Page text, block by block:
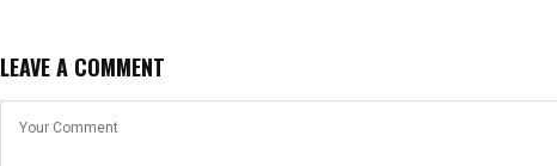
LEAVE A COMMENT